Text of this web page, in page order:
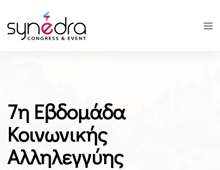
7η Εβδομάδα
Κοινωνικής
Αλληλεγγύης